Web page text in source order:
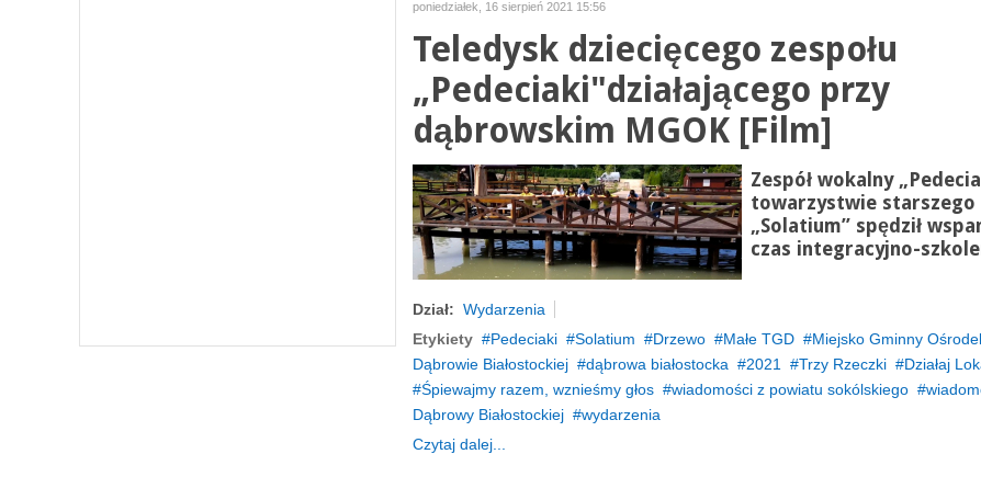
poniedziałek, 16 sierpień 2021 15:56
Teledysk dziecięcego zespołu
„Pedeciaki"działającego przy
dąbrowskim MGOK [Film]
Zespół wokalny „
towarzystwie starszego
„Solatium” spędził
czas integracyjno-
Dział: Wydarzenia
Etykiety
Pedeciaki Solatium Drzewo Małe TGD
Miejsko Gminny
Dąbrowie Białostockiej
dąbrowa białostocka 2021 Trzy Rzeczki
Działaj
Śpiewajmy razem, wznieśmy głos
wiadomości z powiatu sokólskiego
Dąbrowy Białostockiej
wydarzenia
Czytaj dalej...